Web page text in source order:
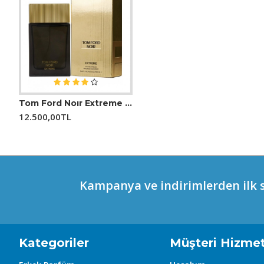
### Kullanım:
Bu tür parfümler genellikle özel günlerde
davetleri ve özel etkinliklerde öne çıkabilir.
Bvlgari Man In Black Essence hakkında
materyallerinden elde edilebilir. Kokunun
belirlemek, parfümün arka plan hikayesini
izlenimlerinizi parfümün üzerinizde nasıl
Tom Ford Noır Extreme Edp 100 ml Parfüm
12.500,00TL
2.900,00TL
Kampanya ve indirimlerden ilk
Kategoriler Müşteri